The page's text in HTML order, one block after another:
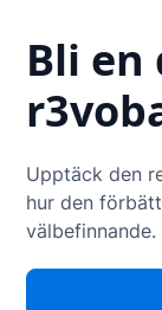
Bli en
Upptäck den
hur den
välbefinnande.